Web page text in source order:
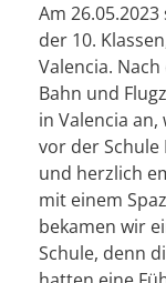
Am
der 10.
Valencia.
Bahn und
in Valencia
vor der
und herzlich
mit einem
bekamen wir
Schule, denn